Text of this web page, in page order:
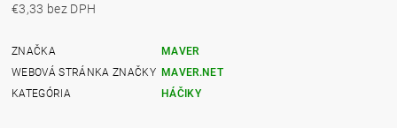
€3,33 bez DPH
ZNAČKA
MAVER
WEBOVÁ STRÁNKA ZNAČKY MAVER.NET
KATEGÓRIA
HÁČIKY